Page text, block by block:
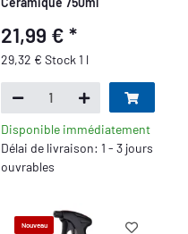
21,99 € *
29,32 € Stock 1 l
Disponible immédiatement
Délai de livraison: 1 - 3 jours
ouvrables
Nouveau